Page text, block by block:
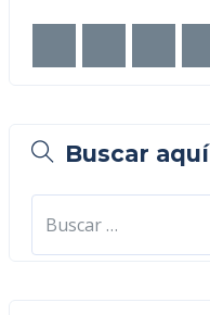
Buscar aquí